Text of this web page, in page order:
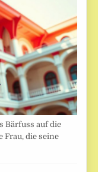
Bärfuss auf die
Frau, die seine